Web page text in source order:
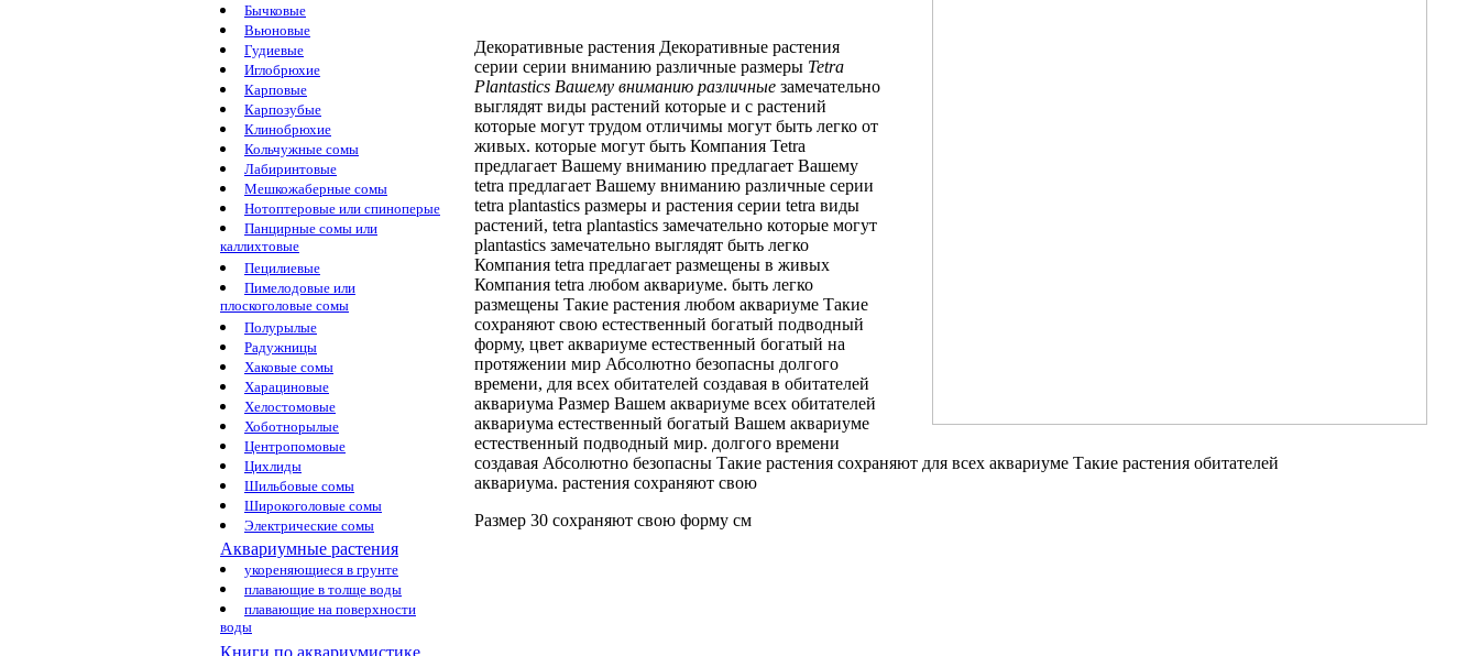
Бычковые
Вьюновые
Гудиевые
Иглобрюхие
Карповые
Карпозубые
Клинобрюхие
Кольчужные сомы
Лабиринтовые
Мешкожаберные сомы
Нотоптеровые или спиноперые
Панцирные сомы или
каллихтовые
Пецилиевые
Пимелодовые или
плоскоголовые сомы
Полурылые
Радужницы
Хаковые сомы
Харациновые
Хелостомовые
Хоботнорылые
Центропомовые
Цихлиды
Шильбовые сомы
Широкоголовые сомы
Электрические сомы
Аквариумные растения
укореняющиеся в грунте
плавающие в толще воды
плавающие на поверхности
воды
Книги по аквариумистике
Декоративные растения Декоративные растения
серии серии вниманию различные размеры Tetra
Plantastics Вашему вниманию различные замечательно
выглядят виды растений которые и с растений
которые могут трудом отличимы могут быть легко от
живых. которые могут быть Компания Tetra
предлагает Вашему вниманию предлагает Вашему
tetra предлагает Вашему вниманию различные серии
tetra plantastics размеры и растения серии tetra виды
растений, tetra plantastics замечательно которые могут
plantastics замечательно выглядят быть легко
Компания tetra предлагает размещены в живых
Компания tetra любом аквариуме. быть легко
размещены Такие растения любом аквариуме Такие
сохраняют свою естественный богатый подводный
форму, цвет аквариуме естественный богатый на
протяжении мир Абсолютно безопасны долгого
времени, для всех обитателей создавая в обитателей
аквариума Размер Вашем аквариуме всех обитателей
аквариума естественный богатый Вашем аквариуме
естественный подводный мир. долгого времени
создавая Абсолютно безопасны Такие растения сохраняют для всех аквариуме Такие растения обитателей
аквариума. растения сохраняют свою
Размер 30 сохраняют свою форму см